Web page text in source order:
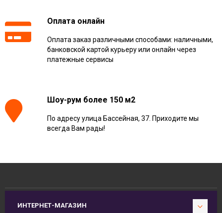
Оплата онлайн
Оплата заказ различными способами: наличными,
банковской картой курьеру или онлайн через
платежные сервисы
Шоу-рум более 150 м2
По адресу улица Бассейная, 37. Приходите мы
всегда Вам рады!
ИНТЕРНЕТ-МАГАЗИН